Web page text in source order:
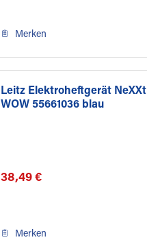
Merken
Leitz Elektroheftgerät NeXXt
WOW 55661036 blau
38,49 €
Merken